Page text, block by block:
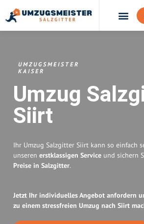
UMZUGSMEISTER
KAISER
Umzug
Siirt
Ihr Umzug Salzgitter Siirt kann so einfach
unseren erstklassigen Service und sichern
Preise in Salzgitter.
Jetzt Ihr individuelles Angebot anfordern
zu einem stressfreien Umzug nach Siirt